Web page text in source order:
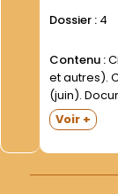
Dossier : 4
Contenu :Circulaires. Documents divers (épiscopaux-
et autres).
(juin).
Enquête
(7. des
Voir +